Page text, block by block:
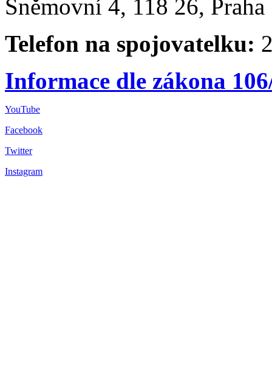
Sněmovní 4, 118 26,
Telefon na spojovatelku:
Informace dle zákona
YouTube
Facebook
Twitter
Instagram